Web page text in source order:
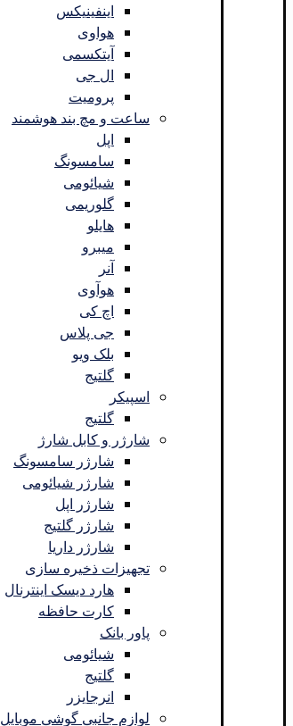
اینفینیکس
هواوی
آیتکسمی
ال جی
پرومیت
ساعت و مچ بند هوشمند
اپل
سامسونگ
شیائومی
گلوریمی
هایلو
میبرو
آنر
هوآوی
اچ کی
جی پلاس
بلک ویو
گلتیج
اسپیکر
گلتیج
شارژر و کابل شارژ
شارژر سامسونگ
شارژر شیائومی
شارژر اپل
شارژر گلتیج
شارژر داریا
تجهیزات ذخیره سازی
هارد دیسک اینترنال
کارت حافظه
پاور بانک
شیائومی
گلتیج
انرجایزر
لوازم جانبی گوشی موبایل